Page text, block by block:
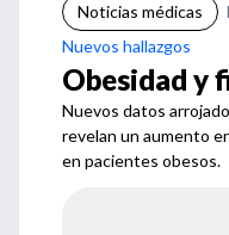
Noticias médicas
Nuevos hallazgos
Obesidad y
Nuevos datos
revelan un aumento
en pacientes obesos.